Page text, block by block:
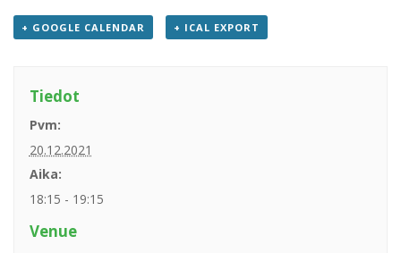
+ GOOGLE CALENDAR + ICAL EXPORT
Tiedot
Pvm:
20.12.2021
Aika:
18:15 - 19:15
Venue